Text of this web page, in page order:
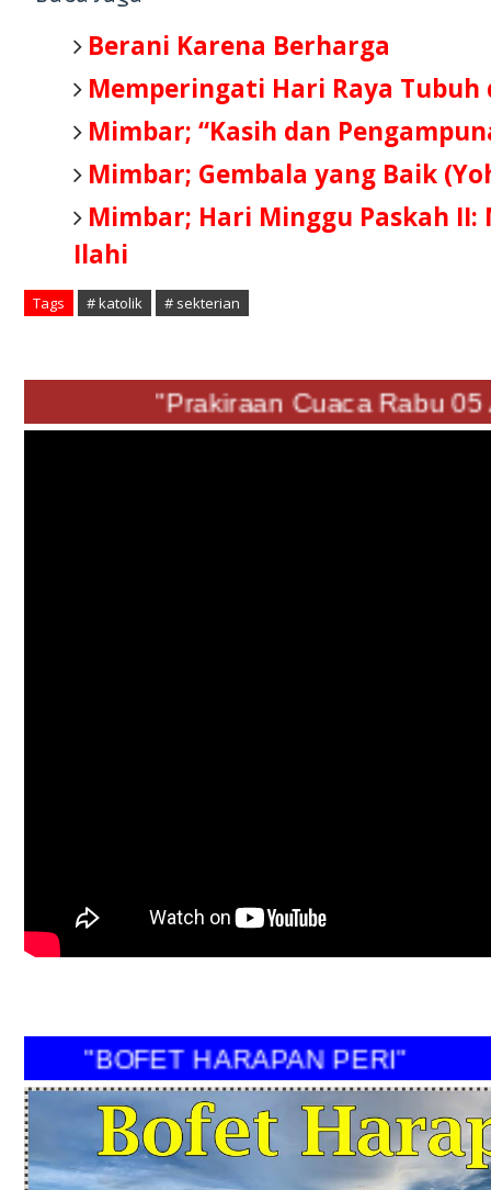
Berani Karena Berharga
Memperingati Hari Raya
Mimbar; “Kasih dan
Mimbar; Gembala yang Baik
Mimbar; Hari Minggu Paskah
Ilahi
Tags # katolik # sekterian
"Prakiraan Cuaca Rabu
"BOFET HARAPAN PERI"